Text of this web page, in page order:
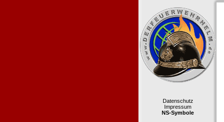
Datenschutz
Impressum
NS-Symbole